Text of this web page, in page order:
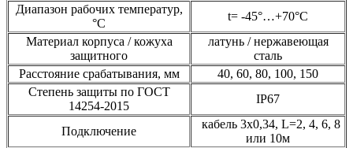
Диапазон рабочих температур,
°С
t= -45°…+70°С
Материал корпуса / кожуха
защитного
латунь / нержавеющая
сталь
Расстояние срабатывания, мм
40, 60, 80, 100, 150
Степень защиты по ГОСТ
14254-2015
IP67
Подключение
кабель 3х0,34, L=2, 4, 6, 8
или 10м